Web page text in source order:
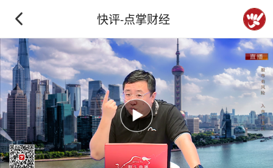
快评-点掌财经